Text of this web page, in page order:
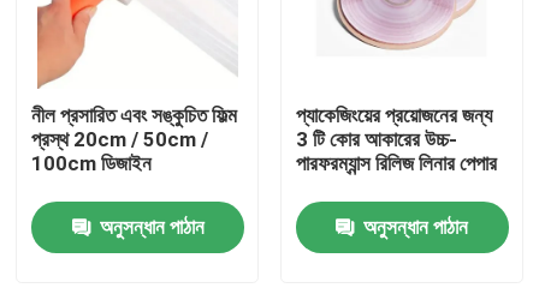
নীল প্রসারিত এবং সঙ্কুচিত ফিল্ম
প্রস্থ 20cm / 50cm /
100cm ডিজাইন
অনুসন্ধান পাঠান
প্যাকেজিংয়ের প্রয়োজনের জন্য
3 টি কোর আকারের উচ্চ-
পারফরম্যান্স রিলিজ লিনার পেপার
অনুসন্ধান পাঠান